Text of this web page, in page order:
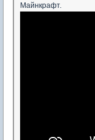
Майнкрафт.